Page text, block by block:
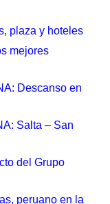
plaza y hoteles
mejores
Descanso en
Salta – San
del Grupo
peruano en la